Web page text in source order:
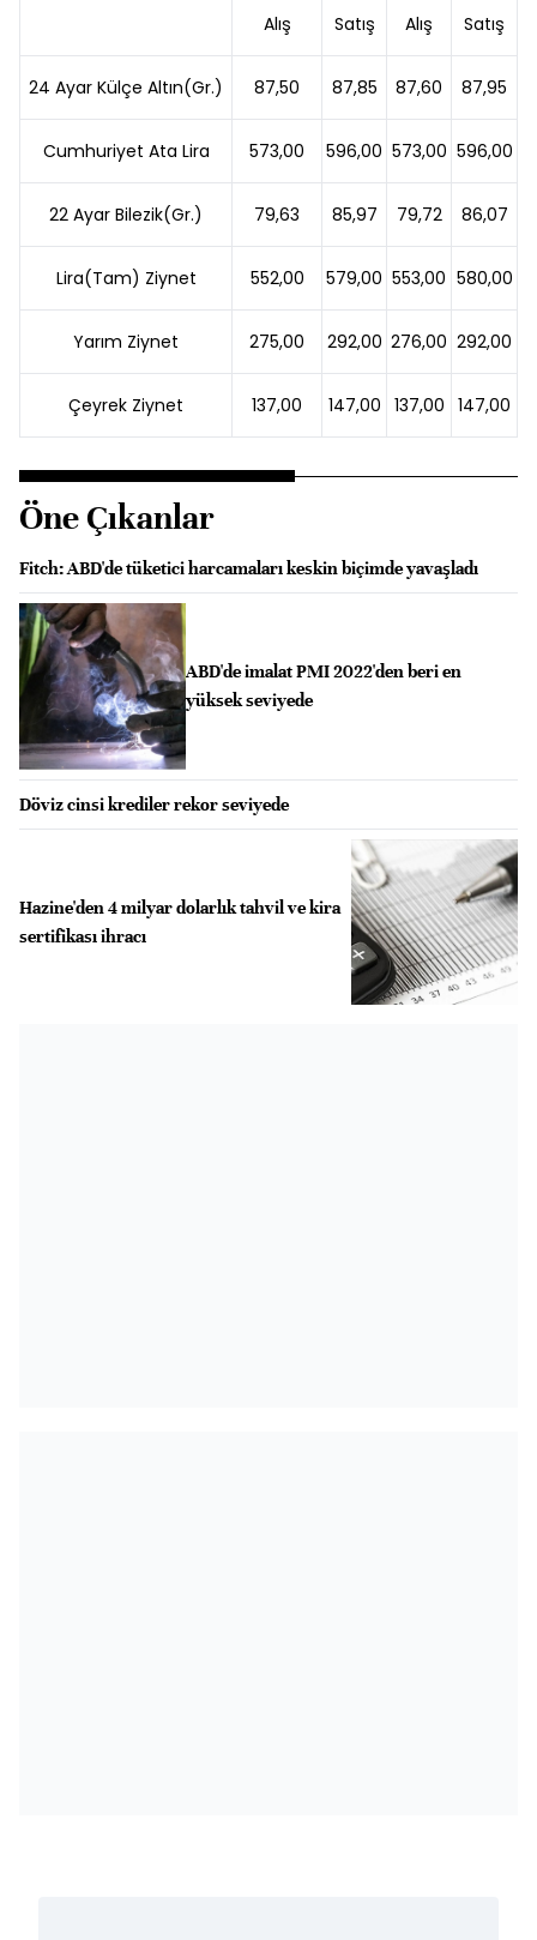
Alış Satış Alış Satış
24 Ayar Külçe Altın(Gr.) 87,50 87,85 87,60 87,95
Cumhuriyet Ata Lira 573,00 596,00 573,00 596,00
22 Ayar Bilezik(Gr.) 79,63 85,97 79,72 86,07
Lira(Tam) Ziynet 552,00 579,00 553,00 580,00
Yarım Ziynet 275,00 292,00 276,00 292,00
Çeyrek Ziynet 137,00 147,00 137,00 147,00
Öne Çıkanlar
Fitch: ABD'de tüketici harcamaları keskin biçimde yavaşladı
ABD'de imalat PMI 2022'den beri en
yüksek seviyede
Döviz cinsi krediler rekor seviyede
Hazine'den 4 milyar dolarlık tahvil ve kira
sertifikası ihracı